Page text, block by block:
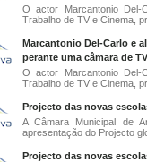
O actor Marcantonio Del-
Trabalho de TV e Cinema,
Marcantonio Del-Carlo e
perante uma câmara de
O actor Marcantonio Del-
Trabalho de TV e Cinema,
Projecto das novas
A Câmara Municipal de
apresentação do Projecto
Projecto das novas